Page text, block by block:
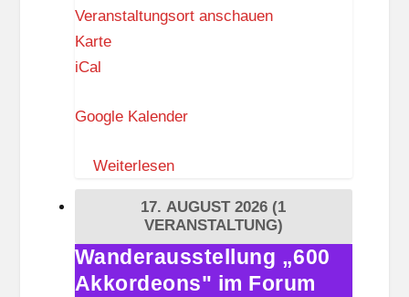
Veranstaltungsort anschauen
KarteE
&
e
a
iCal
Google Kalender
Weiterlesen
17. AUGUST 2026 (1
VERANSTALTUNG)
Wanderausstellung
„600
Wanderausstellung „600
Akkordeons" im Forum